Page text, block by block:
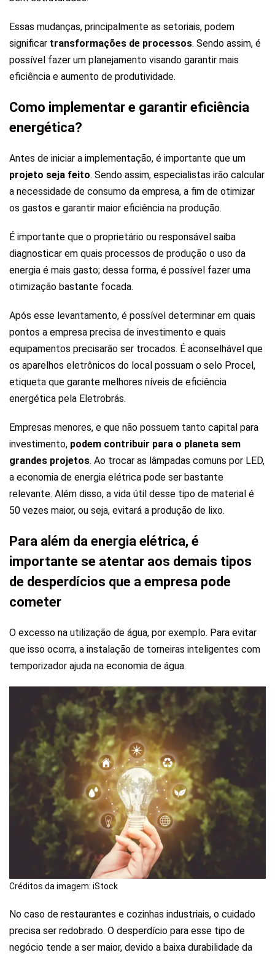
Essas mudanças, principalmente as setoriais, podem
significar transformações de processos. Sendo assim, é
possível fazer um planejamento visando garantir mais
eficiência e aumento de produtividade.
Como implementar e garantir eficiência
energética?
Antes de iniciar a implementação, é importante que um
projeto seja feito. Sendo assim, especialistas irão calcular
a necessidade de consumo da empresa, a fim de otimizar
os gastos e garantir maior eficiência na produção.
É importante que o proprietário ou responsável saiba
diagnosticar em quais processos de produção o uso da
energia é mais gasto; dessa forma, é possível fazer uma
otimização bastante focada.
Após esse levantamento, é possível determinar em quais
pontos a empresa precisa de investimento e quais
equipamentos precisarão ser trocados. É aconselhável que
os aparelhos eletrônicos do local possuam o selo Procel,
etiqueta que garante melhores níveis de eficiência
energética pela Eletrobrás.
Empresas menores, e que não possuem tanto capital para
investimento, podem contribuir para o planeta sem
grandes projetos. Ao trocar as lâmpadas comuns por LED,
a economia de energia elétrica pode ser bastante
relevante. Além disso, a vida útil desse tipo de material é
50 vezes maior, ou seja, evitará a produção de lixo.
Para além da energia elétrica, é
importante se atentar aos demais tipos
de desperdícios que a empresa pode
cometer
O excesso na utilização de água, por exemplo. Para evitar
que isso ocorra, a instalação de torneiras inteligentes com
temporizador ajuda na economia de água.
Créditos da imagem: iStock
No caso de restaurantes e cozinhas industriais, o cuidado
precisa ser redobrado. O desperdício para esse tipo de
negócio tende a ser maior, devido a baixa durabilidade da